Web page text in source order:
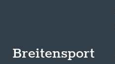
Breitensport